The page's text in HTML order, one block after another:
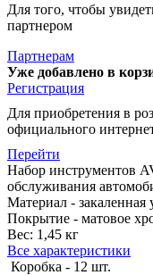
Для того, чтобы
партнером
Партнерам
Уже добавлено в
Регистрация
Для приобретения в
официального
Перейти
Набор инструментов
обслуживания
Материал - закаленная
Покрытие - матовое
Вес: 1,45 кг
Все характеристики
Коробка - 12 шт.